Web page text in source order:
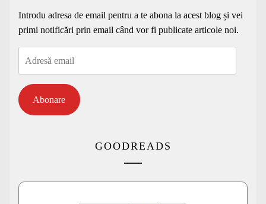
Introdu adresa de email pentru a te abona la acest blog și vei
primi notificări prin email când vor fi publicate articole noi.
Abonare
GOODREADS